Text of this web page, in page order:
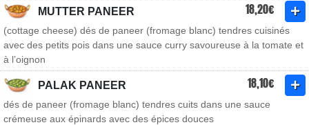
MUTTER PANEER 18,20€
(cottage cheese) dés de paneer (fromage blanc) tendres cuisinés
avec des petits pois dans une sauce curry savoureuse à la tomate et
à l’oignon
PALAK PANEER 18,10€
dés de paneer (fromage blanc) tendres cuits dans une sauce
crémeuse aux épinards avec des épices douces